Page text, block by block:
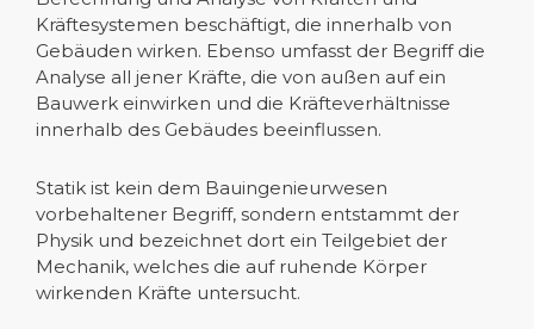
Kräftesystemen beschäftigt, die innerhalb von
Gebäuden wirken. Ebenso umfasst der Begriff die
Analyse all jener Kräfte, die von außen auf ein
Bauwerk einwirken und die Kräfteverhältnisse
innerhalb des Gebäudes beeinflussen.
Statik ist kein dem Bauingenieurwesen
vorbehaltener Begriff, sondern entstammt der
Physik und bezeichnet dort ein Teilgebiet der
Mechanik, welches die auf ruhende Körper
wirkenden Kräfte untersucht.